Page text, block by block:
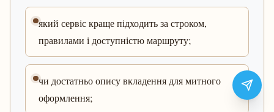
який сервіс краще підходить за строком,
правилами і доступністю маршруту;
чи достатньо опису вкладення для митного
оформлення;